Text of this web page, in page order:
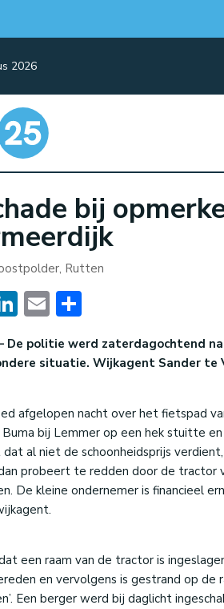
2026
bij
, Rutten
LinkedIn
Email
De politie werd zaterdagochtend
situatie. Wijkagent Sander te
afgelopen nacht over het fietspad
bij Lemmer op een hek stuitte
al niet de schoonheidsprijs
probeert te redden door de tractor
De kleine ondernemer is financieel
een raam van de tractor is
en vervolgens is gestrand op de
Een berger werd bij daglicht